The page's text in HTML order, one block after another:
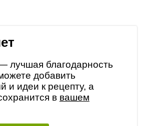
лучшая благодарность
добавить
и идеи к рецепту, а
в вашем